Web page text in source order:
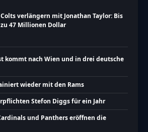
Colts verlängern mit Jonathan Taylor: Bis
zu 47 Millionen Dollar
kommt nach Wien und in drei deutsche
wieder mit den Rams
Stefon Diggs für ein Jahr
und Panthers eröffnen die